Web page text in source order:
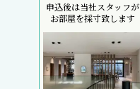
申込後は当社スタッフが
お部屋を採寸致します